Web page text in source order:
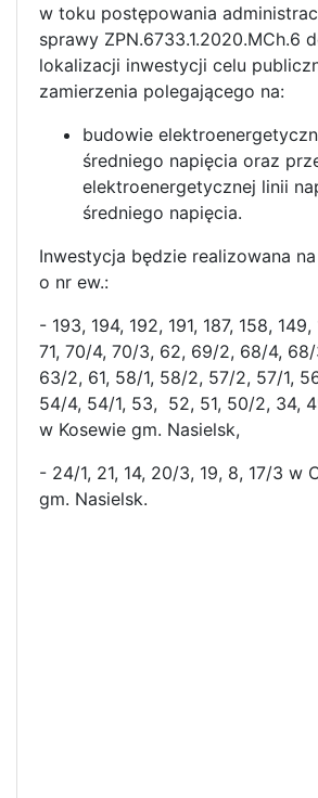
w toku postępowania
sprawy ZPN.6733.1.2020.MCh.6
lokalizacji inwestycji celu
zamierzenia polegającego na:
budowie
średniego napięcia oraz
elektroenergetycznej linii
średniego napięcia.
Inwestycja będzie realizowana
o nr ew.:
- 193, 194, 192, 191, 187, 158,
71, 70/4, 70/3, 62, 69/2, 68/4,
63/2, 61, 58/1, 58/2, 57/2, 57/1,
54/4, 54/1, 53, 52, 51, 50/2, 34,
w Kosewie gm. Nasielsk,
- 24/1, 21, 14, 20/3, 19, 8, 17/3 w
gm. Nasielsk.